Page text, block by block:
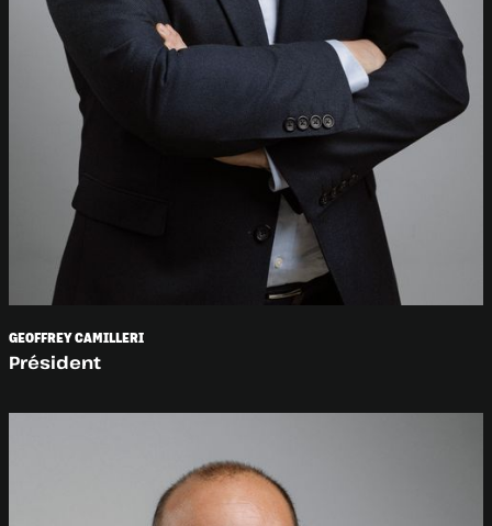
GEOFFREY CAMILLERI
Président